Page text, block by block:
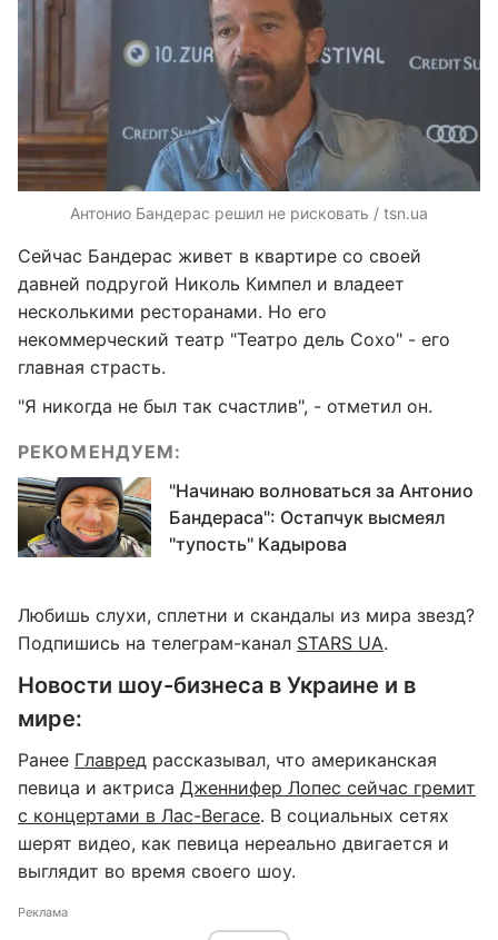
Антонио Бандерас решил не рисковать / tsn.ua
Сейчас Бандерас живет в квартире со своей
давней подругой Николь Кимпел и владеет
несколькими ресторанами. Но его
некоммерческий театр "Театро дель Сохо" - его
главная страсть.
"Я никогда не был так счастлив", - отметил он.
РЕКОМЕНДУЕМ:
"Начинаю волноваться за Антонио
Бандераса": Остапчук высмеял
"тупость" Кадырова
Любишь слухи, сплетни и скандалы из мира звезд?
Подпишись на телеграм-канал STARS UA.
Новости шоу-бизнеса в Украине и в
мире:
Ранее Главред рассказывал, что американская
певица и актриса Дженнифер Лопес сейчас гремит
с концертами в Лас-Вегасе. В социальных сетях
шерят видео, как певица нереально двигается и
выглядит во время своего шоу.
Реклама